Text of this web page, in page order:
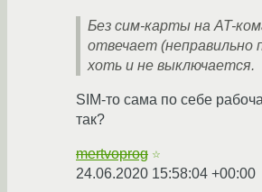
Без сим-карты на AT-
отвечает (неправильно
хоть и не выключается.
SIM-то сама по себе
так?
mertvoprog ☆
24.06.2020 15:58:04 +00:00